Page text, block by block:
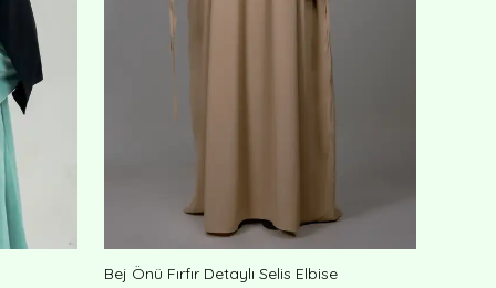
Bej Önü Fırfır Detaylı Selis Elbise